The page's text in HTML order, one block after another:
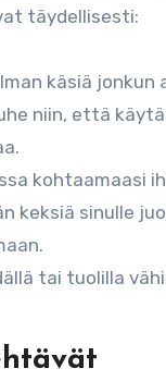
täydellisesti:
käsiä jonkun
niin, että
kohtaamaasi
keksiä sinulle
tai tuolilla